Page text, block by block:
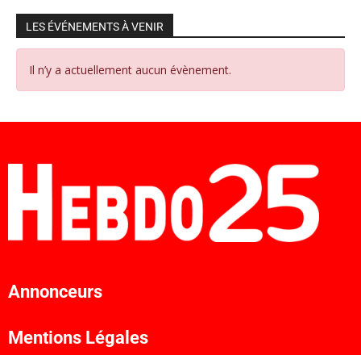
LES ÉVÉNEMENTS À VENIR
Il n’y a actuellement aucun évènement.
Annonceurs
Mentions Légales